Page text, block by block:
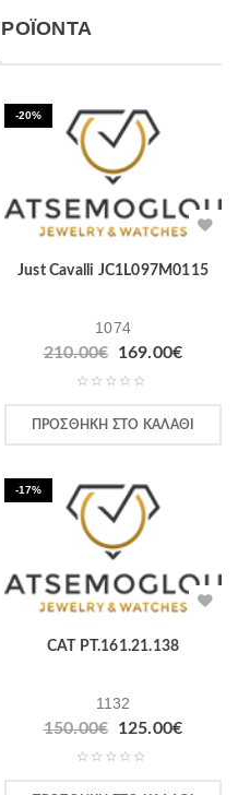
-20%
Just Cavalli JC1L097M0115
1074
210.00€ 169.00€
ΠΡΟΣΘΉΚΗ ΣΤΟ ΚΑΛΆΘΙ
-17%
CAT PT.161.21.138
1132
150.00€ 125.00€